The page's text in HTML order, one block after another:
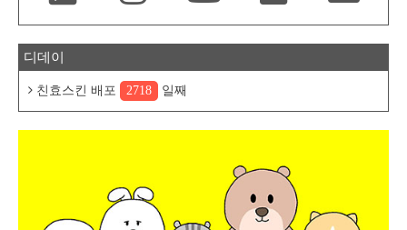
디데이
친효스킨 배포 2718 일째